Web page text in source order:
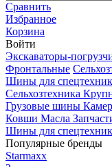
Сравнить
Избранное
Корзина
Войти
Экскаваторы-
Фронтальные
Шины для
Сельхозтехника
Грузовые шины
Ковши Масла
Шины для
Популярные бренды
Starmaxx